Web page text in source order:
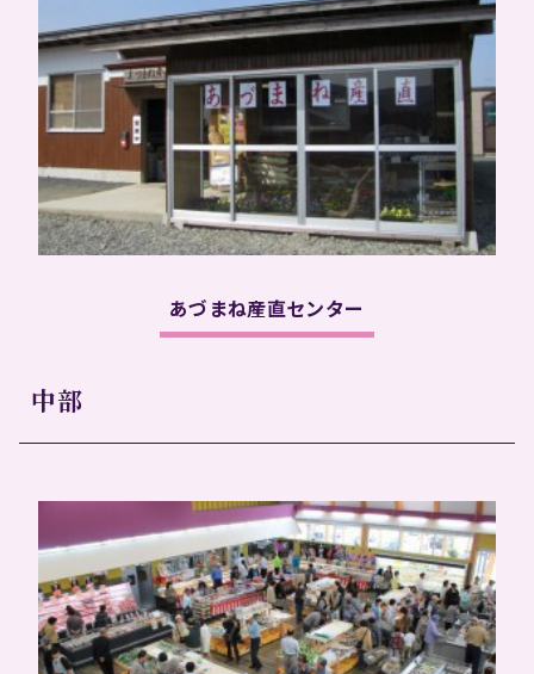
あづまね産直センター
中部